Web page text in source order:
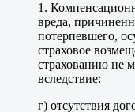
1.
вреда,
потерпевшего,
страховое
страхованию не
вследствие:
г) отсутствия